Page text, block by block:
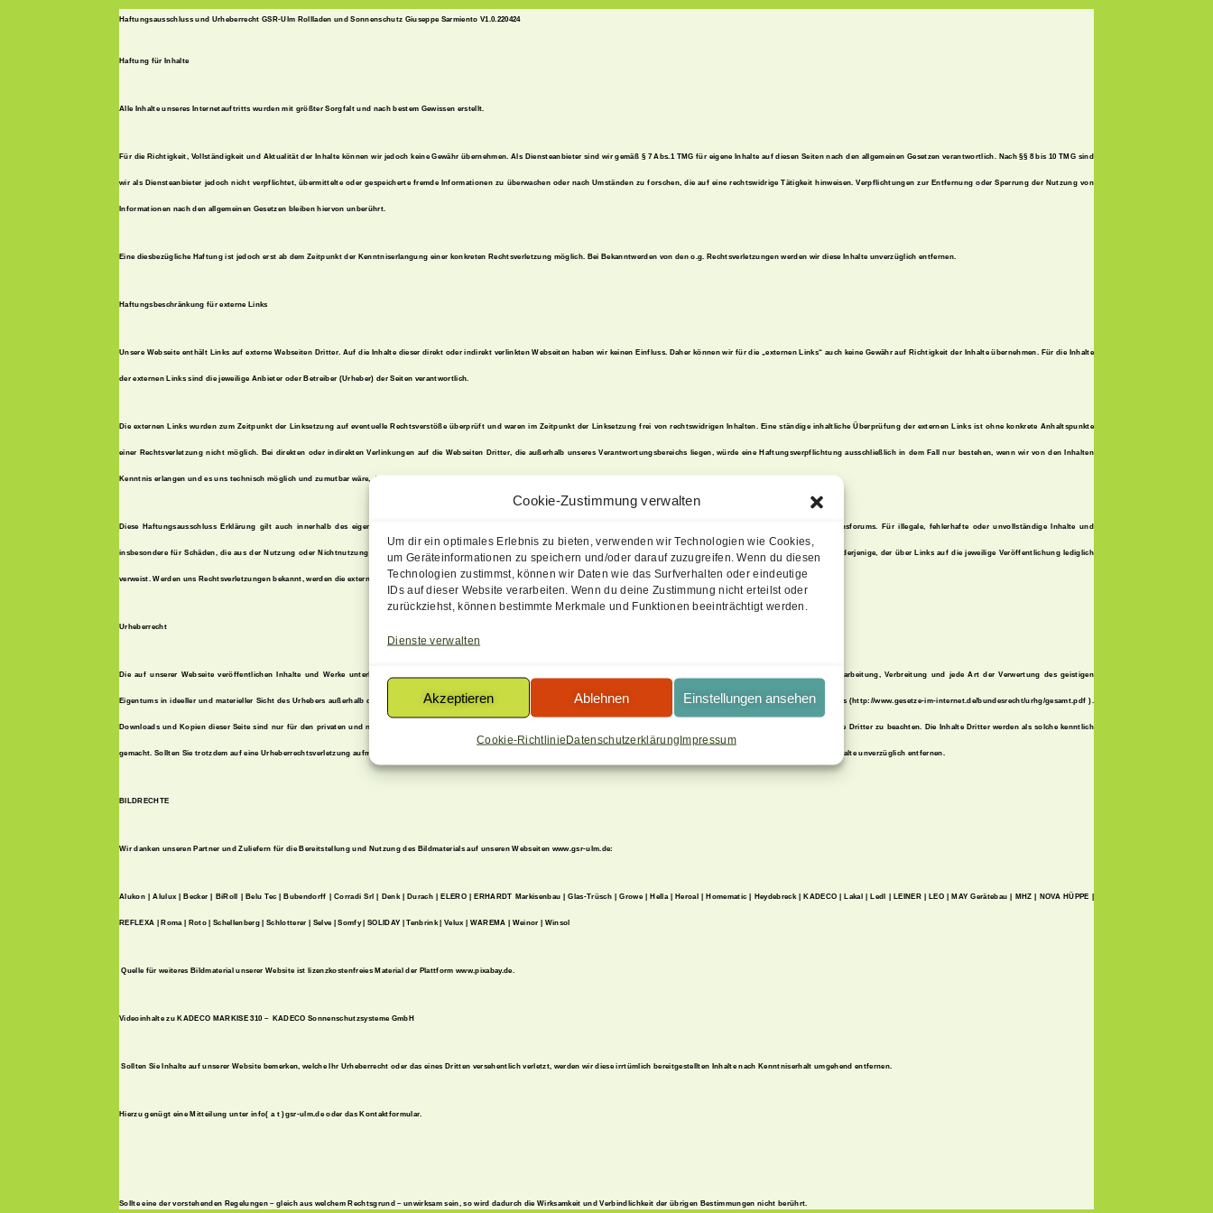
Cookie-Zustimmung verwalten
Um dir ein optimales Erlebnis zu bieten, verwenden wir Technologien wie Cookies,
um Geräteinformationen zu speichern und/oder darauf zuzugreifen. Wenn du diesen
Technologien zustimmst, können wir Daten wie das Surfverhalten oder eindeutige
IDs auf dieser Website verarbeiten. Wenn du deine Zustimmung nicht erteilst oder
zurückziehst, können bestimmte Merkmale und Funktionen beeinträchtigt werden.
Dienste verwalten
Akzeptieren Ablehnen Einstellungen ansehen
Cookie-RichtlinieDatenschutzerklärungImpressum
Haftungsausschluss und Urheberrecht GSR-Ulm Rollladen und Sonnenschutz Giuseppe Sarmiento V1.0.220424
Haftung für Inhalte
Alle Inhalte unseres Internetauftritts wurden mit größter Sorgfalt und nach bestem Gewissen erstellt.
Für die Richtigkeit, Vollständigkeit und Aktualität der Inhalte können wir jedoch keine Gewähr übernehmen. Als Diensteanbieter sind wir gemäß § 7 Abs.1 TMG für eigene Inhalte auf diesen Seiten nach den allgemeinen Gesetzen verantwortlich. Nach §§ 8 bis 10 TMG sind
wir als Diensteanbieter jedoch nicht verpflichtet, übermittelte oder gespeicherte fremde Informationen zu überwachen oder nach Umständen zu forschen, die auf eine rechtswidrige Tätigkeit hinweisen. Verpflichtungen zur Entfernung oder Sperrung der Nutzung von
Informationen nach den allgemeinen Gesetzen bleiben hiervon unberührt.
Eine diesbezügliche Haftung ist jedoch erst ab dem Zeitpunkt der Kenntniserlangung einer konkreten Rechtsverletzung möglich. Bei Bekanntwerden von den o.g. Rechtsverletzungen werden wir diese Inhalte unverzüglich entfernen.
Haftungsbeschränkung für externe Links
Unsere Webseite enthält Links auf externe Webseiten Dritter. Auf die Inhalte dieser direkt oder indirekt verlinkten Webseiten haben wir keinen Einfluss. Daher können wir für die „externen Links“ auch keine Gewähr auf Richtigkeit der Inhalte übernehmen. Für die Inhalte
der externen Links sind die jeweilige Anbieter oder Betreiber (Urheber) der Seiten verantwortlich.
Die externen Links wurden zum Zeitpunkt der Linksetzung auf eventuelle Rechtsverstöße überprüft und waren im Zeitpunkt der Linksetzung frei von rechtswidrigen Inhalten. Eine ständige inhaltliche Überprüfung der externen Links ist ohne konkrete Anhaltspunkte
einer Rechtsverletzung nicht möglich. Bei direkten oder indirekten Verlinkungen auf die Webseiten Dritter, die außerhalb unseres Verantwortungsbereichs liegen, würde eine Haftungsverpflichtung ausschließlich in dem Fall nur bestehen, wenn wir von den Inhalten
Kenntnis erlangen und es uns technisch möglich und zumutbar wäre, die Nutzung im Falle rechtswidriger Inhalte zu verhindern.
Diese Haftungsausschluss Erklärung gilt auch innerhalb des eigenen Internetauftrittes www.gsr-ulm.de gesetzten Links und Verweise von Fragestellern, Blogeinträgern, Gästen des Diskussionsforums. Für illegale, fehlerhafte oder unvollständige Inhalte und
insbesondere für Schäden, die aus der Nutzung oder Nichtnutzung solcherart dargestellten Informationen entstehen, haftet allein der Diensteanbieter der Seite, auf welche verwiesen wurde, nicht derjenige, der über Links auf die jeweilige Veröffentlichung lediglich
verweist. Werden uns Rechtsverletzungen bekannt, werden die externen Links durch uns unverzüglich entfernt.
Urheberrecht
Die auf unserer Webseite veröffentlichen Inhalte und Werke unterliegen dem deutschen Urheberrecht (http://www.gesetze-im-internet.de/bundesrecht/urhg/gesamt.pdf) . Die Vervielfältigung, Bearbeitung, Verbreitung und jede Art der Verwertung des geistigen
Eigentums in ideeller und materieller Sicht des Urhebers außerhalb der Grenzen des Urheberrechtes bedürfen der vorherigen schriftlichen Zustimmung des jeweiligen Urhebers i.S.d. Urhebergesetzes (http://www.gesetze-im-internet.de/bundesrecht/urhg/gesamt.pdf ).
Downloads und Kopien dieser Seite sind nur für den privaten und nicht kommerziellen Gebrauch erlaubt. Sind die Inhalte auf unserer Webseite nicht von uns erstellt wurden, sind die Urheberrechte Dritter zu beachten. Die Inhalte Dritter werden als solche kenntlich
gemacht. Sollten Sie trotzdem auf eine Urheberrechtsverletzung aufmerksam werden, bitten wir um einen entsprechenden Hinweis. Bei Bekanntwerden von Rechtsverletzungen werden wir derartige Inhalte unverzüglich entfernen.
BILDRECHTE
Wir danken unseren Partner und Zuliefern für die Bereitstellung und Nutzung des Bildmaterials auf unseren Webseiten www.gsr-ulm.de:
Alukon | Alulux | Becker | BiRoll | Belu Tec | Bubendorff | Corradi Srl | Denk | Durach | ELERO | ERHARDT Markisenbau | Glas-Trüsch | Growe | Hella | Heroal | Homematic | Heydebreck | KADECO | Lakal | Ledl | LEINER | LEO | MAY Gerätebau | MHZ | NOVA HÜPPE |
REFLEXA | Roma | Roto | Schellenberg | Schlotterer | Selve | Somfy | SOLIDAY | Tenbrink | Velux | WAREMA | Weinor | Winsol
Quelle für weiteres Bildmaterial unserer Website ist lizenzkostenfreies Material der Plattform www.pixabay.de.
Videoinhalte zu KADECO MARKISE 310 – KADECO Sonnenschutzsysteme GmbH
Sollten Sie Inhalte auf unserer Website bemerken, welche Ihr Urheberrecht oder das eines Dritten versehentlich verletzt, werden wir diese irrtümlich bereitgestellten Inhalte nach Kenntniserhalt umgehend entfernen.
Hierzu genügt eine Mitteilung unter info( a t )gsr-ulm.de oder das Kontaktformular.
Sollte eine der vorstehenden Regelungen – gleich aus welchem Rechtsgrund – unwirksam sein, so wird dadurch die Wirksamkeit und Verbindlichkeit der übrigen Bestimmungen nicht berührt.